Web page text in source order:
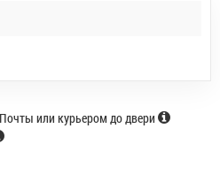
или курьером до двери